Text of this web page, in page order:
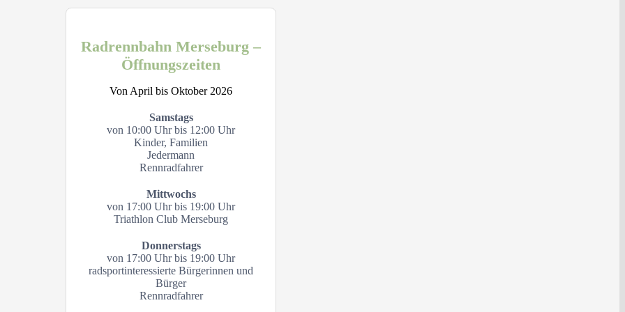
Radrennbahn Merseburg –
Öffnungszeiten
Von April bis Oktober 2026
Samstags
von 10:00 Uhr bis 12:00 Uhr
Kinder, Familien
Jedermann
Rennradfahrer
Mittwochs
von 17:00 Uhr bis 19:00 Uhr
Triathlon Club Merseburg
Donnerstags
von 17:00 Uhr bis 19:00 Uhr
radsportinteressierte Bürgerinnen und
Bürger
Rennradfahrer